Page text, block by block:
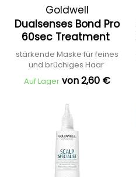
Goldwell
Dualsenses Bond Pro
60sec Treatment
stärkende Maske für feines
und brüchiges Haar
Auf Lager von 2,60 €